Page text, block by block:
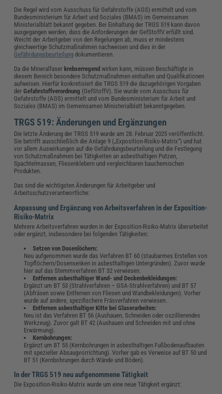
Die Regel wird vom Ausschuss für Gefahrstoffe (AGS) ermittelt und vom
Bundesministerium für Arbeit und Soziales (BMAS) im Gemeinsamen
Ministerialblatt bekannt gegeben. Bei Einhaltung der TRGS 519 kann davon
ausgegangen werden, dass die Anforderungen der GefStoffV erfüllt sind.
Weicht der Arbeitgeber von den Regelungen ab, muss er mindestens
gleichwertige Schutzmaßnahmen nachweisen und dies in der
Gefährdungsbeurteilung dokumentieren.
Da die Mineralfaser krebserregend wirken kann, müssen Beschäftigte in
diesem Bereich besondere Schutzmaßnahmen einhalten und Qualifikationen
aufweisen. Hierfür konkretisiert die TRGS 519 die dazugehörigen Vorgaben
derGefahrstoffverordnung (GefStoffV). Sie wurde vom Ausschuss für
Gefahrstoffe (AGS) ermittelt und vom Bundesministerium für Arbeit und
Soziales (BMAS) im Gemeinsamen Ministerialblatt bekanntgegeben.
TRGS 519: Änderungen und Ergänzungen
Die letzte Änderung der TRGS 519 wurde am 28. Februar 2025 veröffentlicht.
Sie betrifft ausschließlich die Anlage 9 („Exposition-Risiko-Matrix“) und hat
vor allem Auswirkungen auf die Gefährdungsbeurteilung und die Festlegung
von Schutzmaßnahmen bei Tätigkeiten an asbesthaltigen Putzen,
Spachtelmassen, Fliesenklebern und vergleichbaren bauchemischen
Produkten.
Das sind die wichtigsten Änderungen für Arbeitgeber und
Arbeitsschutzverantwortliche:
Anpassung und Ergänzung von Arbeitsverfahren in der Exposition-
Risiko-Matrix
Mehrere Arbeitsverfahren wurden in der Exposition-Risiko-Matrix überarbeitet
oder ergänzt, insbesondere bei folgenden Tätigkeiten:
Setzen von Dosenlöchern:
Neu aufgenommen wurde das Verfahren BT 60 (staubarmes Erstellen von
Topflöchern/Dosensenken in asbesthaltigen Untergründen). Zuvor wurde
hier auf das Stemmverfahren BT 32 verwiesen.
Entfernen asbesthaltiger Wand- und Deckenbekleidungen:
Ergänzt um BT 53 (Strahlverfahren – GSA-Strahlverfahren) und BT 57
(Abfräsen sowie Entfernen von Fliesen und Wandbekleidungen). Vorher
wurde auf andere, spezifischere Fräsverfahren verwiesen.
Entfernen asbesthaltiger Kitte bei Glaserarbeiten:
Neu ist das Verfahren BT 56 (Aushauen, Schneiden oder oszillierendes
Werkzeug). Zuvor galt BT 42 (Aushauen und Schneiden mit und ohne
Erwärmung).
Kernbohrungen:
Ergänzt um BT 55 (Kernbohrungen in asbesthaltigen Fußbodenaufbauten
mit spezieller Absaugvorrichtung). Vorher gab es Verweise auf BT 50 und
BT 51 (Kernbohrungen durch Wände und Böden).
In der TRGS 519 neu aufgenommene Tätigkeit
Die Exposition-Risiko-Matrix wurde um eine neue Tätigkeit ergänzt: